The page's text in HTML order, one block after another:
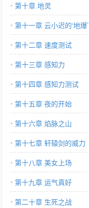
第十章 地灵
第十一章 云小迟的‘地爆’
第十二章 速度测试
第十三章 感知力
第十四章 感知力测试
第十五章 夜的开始
第十六章 焰脉之山
第十七章 轩辕剑的威力
第十八章 美女上场
第十九章 运气真好
第二十章 生死之战